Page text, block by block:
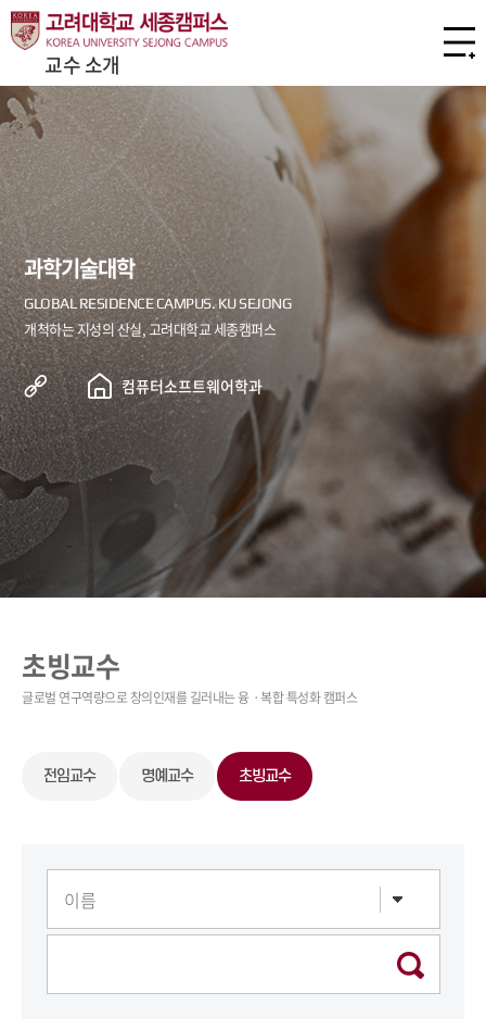
교수 소개
과학기술대학
컴퓨터소프트웨어학과
초빙교수
전임교수 명예교수 초빙교수